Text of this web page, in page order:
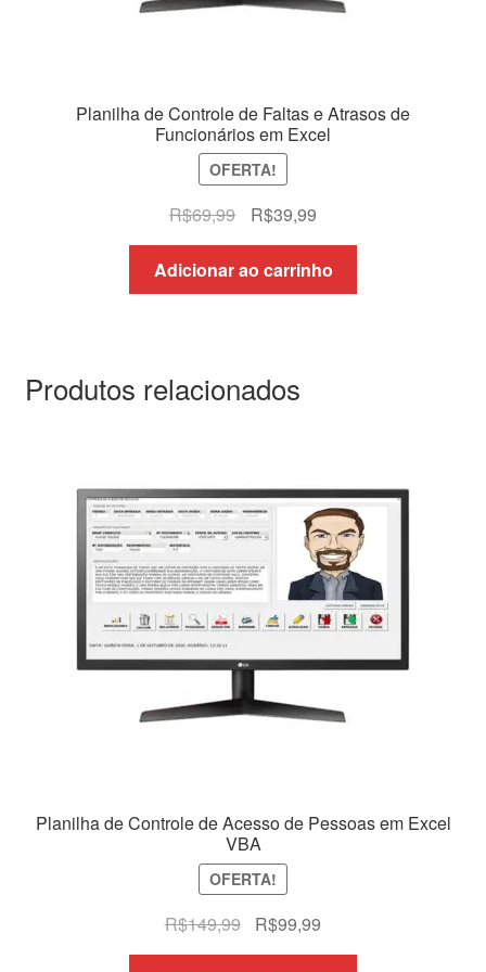
Planilha de Controle de Faltas e Atrasos de
Funcionários em Excel
OFERTA!
R$69,99
O
preço
original
era:
R$39,99O
preço
atual
é:
Adicionar ao carrinho
Produtos relacionados
Planilha de Controle de Acesso de Pessoas em Excel
VBA
OFERTA!
R$149,99
O
preço
R$99,99
preço